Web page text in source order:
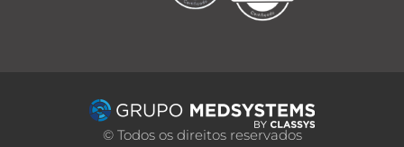
© Todos os direitos reservados